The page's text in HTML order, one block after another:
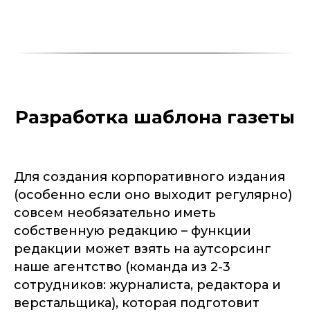
Разработка шаблона газеты
Для создания корпоративного издания
(особенно если оно выходит регулярно)
совсем необязательно иметь
собственную редакцию – функции
редакции может взять на аутсорсинг
наше агентство (команда из 2-3
сотрудников: журналиста, редактора и
верстальщика), которая подготовит